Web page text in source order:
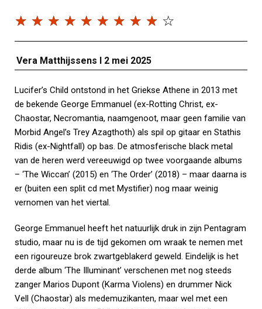
☆ ☆ ☆ ☆ ☆ ☆ ☆ ☆ ☆ ☆
Vera Matthijssens I 2 mei 2025
Lucifer’s Child ontstond in het Griekse Athene in 2013 met
de bekende George Emmanuel (ex-Rotting Christ, ex-
Chaostar, Necromantia, naamgenoot, maar geen familie van
Morbid Angel’s Trey Azagthoth) als spil op gitaar en Stathis
Ridis (ex-Nightfall) op bas. De atmosferische black metal
van de heren werd vereeuwigd op twee voorgaande albums
– ‘The Wiccan’ (2015) en ‘The Order’ (2018) – maar daarna is
er (buiten een split cd met Mystifier) nog maar weinig
vernomen van het viertal.
George Emmanuel heeft het natuurlijk druk in zijn Pentagram
studio, maar nu is de tijd gekomen om wraak te nemen met
een rigoureuze brok zwartgeblakerd geweld. Eindelijk is het
derde album ‘The Illuminant’ verschenen met nog steeds
zanger Marios Dupont (Karma Violens) en drummer Nick
Vell (Chaostar) als medemuzikanten, maar wel met een